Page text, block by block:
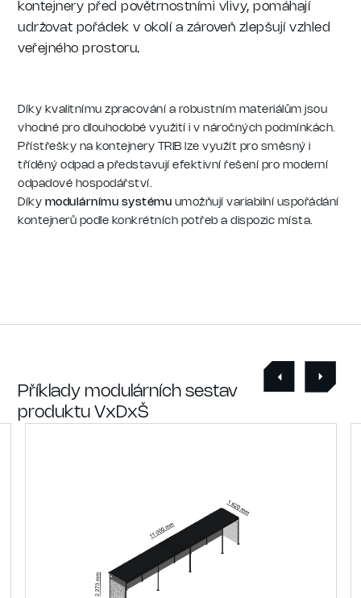
kontejnery před povětrnostními vlivy, pomáhají
udržovat pořádek v okolí a zároveň zlepšují vzhled
veřejného prostoru.
Díky kvalitnímu zpracování a robustním materiálům jsou
vhodné pro dlouhodobé využití i v náročných podmínkách.
Přístřešky na kontejnery TRIB lze využít pro směsný i
tříděný odpad a představují efektivní řešení pro moderní
odpadové hospodářství.
Díky modulárnímu systému umožňují variabilní uspořádání
kontejnerů podle konkrétních potřeb a dispozic místa.
Příklady modulárních sestav
produktu VxDxŠ